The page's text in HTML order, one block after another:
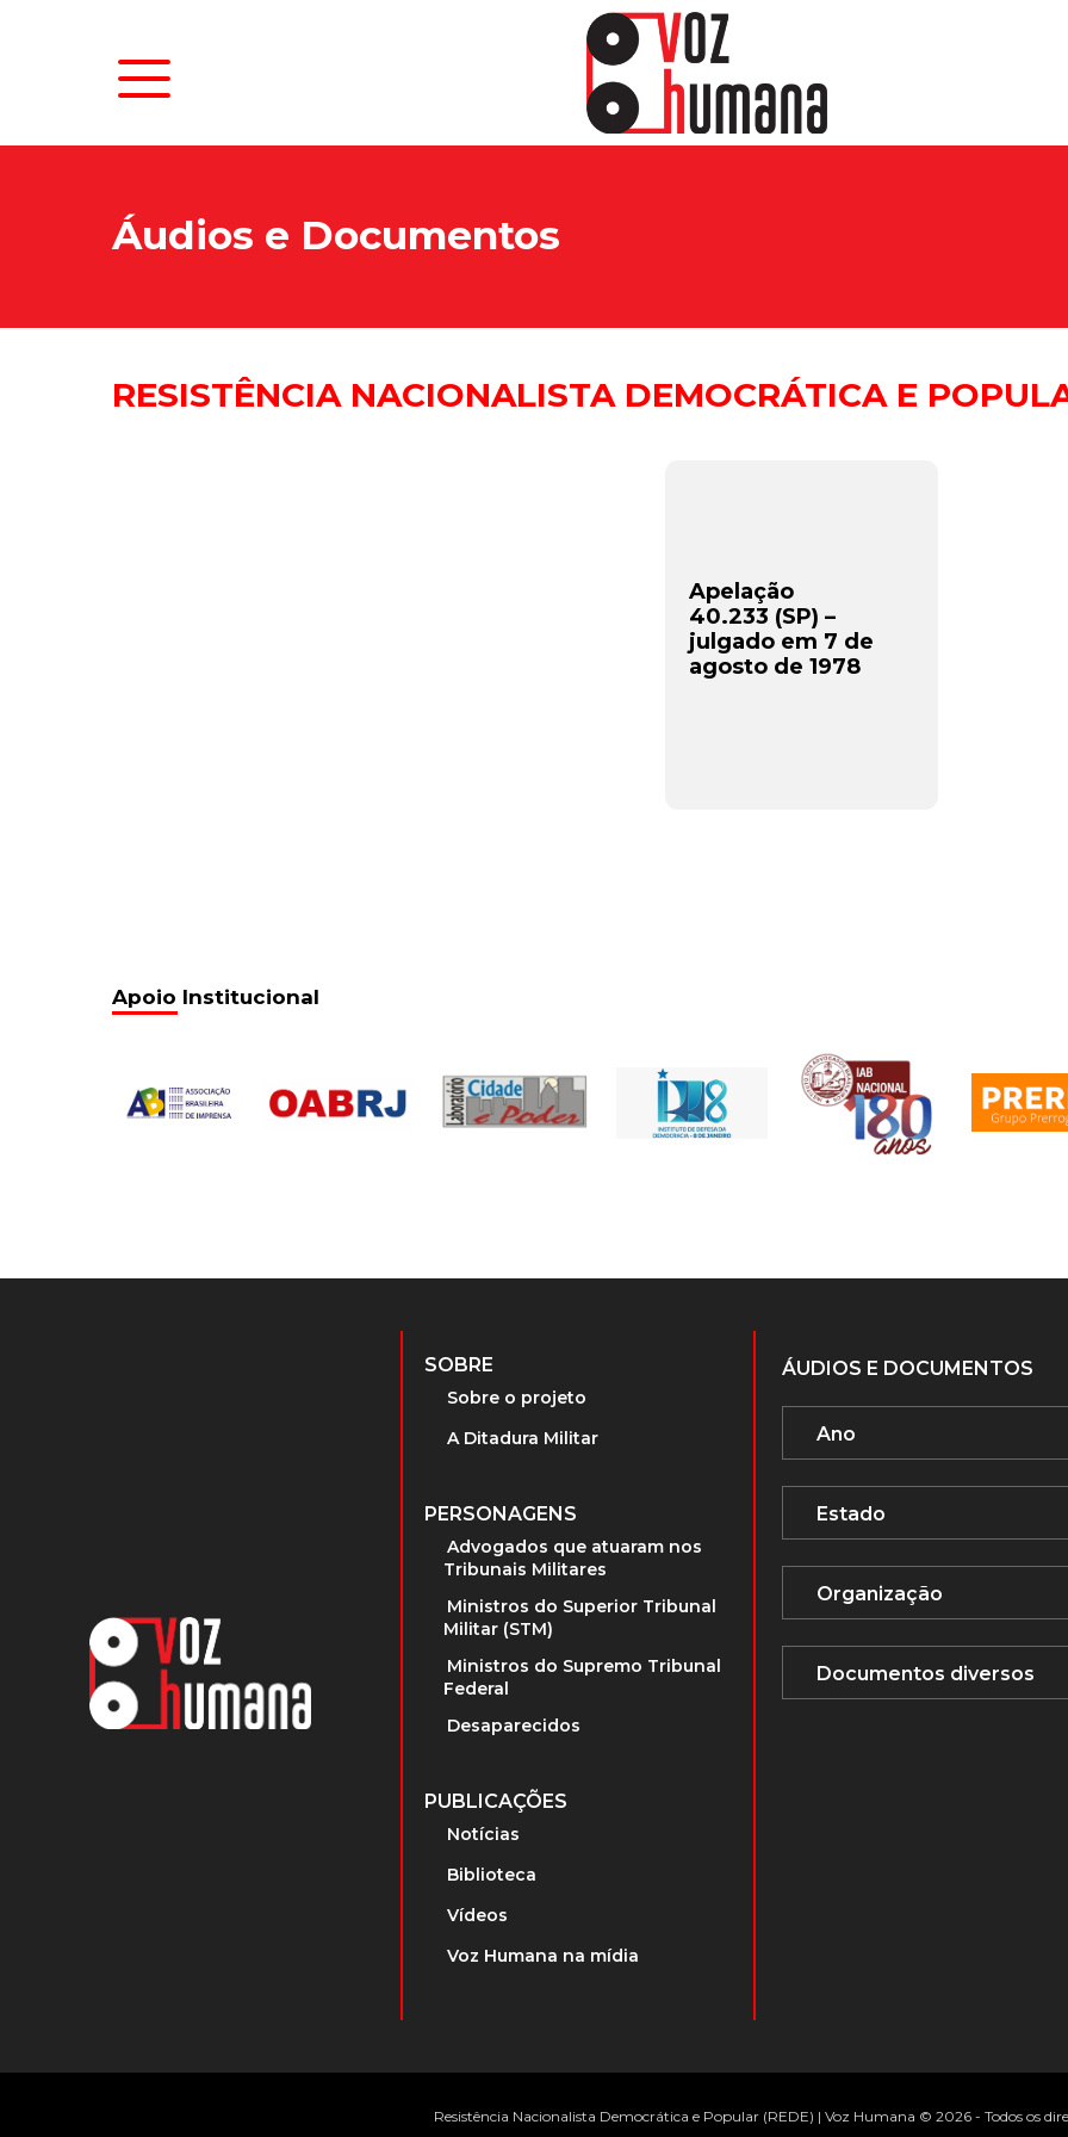
Áudios e Documentos
RESISTÊNCIA NACIONALISTA DEMOCRÁTICA E
Apelação
40.233 (SP) –
julgado em 7 de
agosto de 1978
Apoio Institucional
SOBRE
Sobre o projeto
A Ditadura Militar
PERSONAGENS
Advogados que atuaram nos
Tribunais Militares
Ministros do Superior Tribunal
Militar (STM)
Ministros do Supremo Tribunal
Federal
Desaparecidos
PUBLICAÇÕES
Notícias
Biblioteca
Vídeos
Voz Humana na mídia
ÁUDIOS E DOCUMENTOS
Resistência Nacionalista Democrática e Popular (REDE) | Voz Humana © 2026 - Todos os